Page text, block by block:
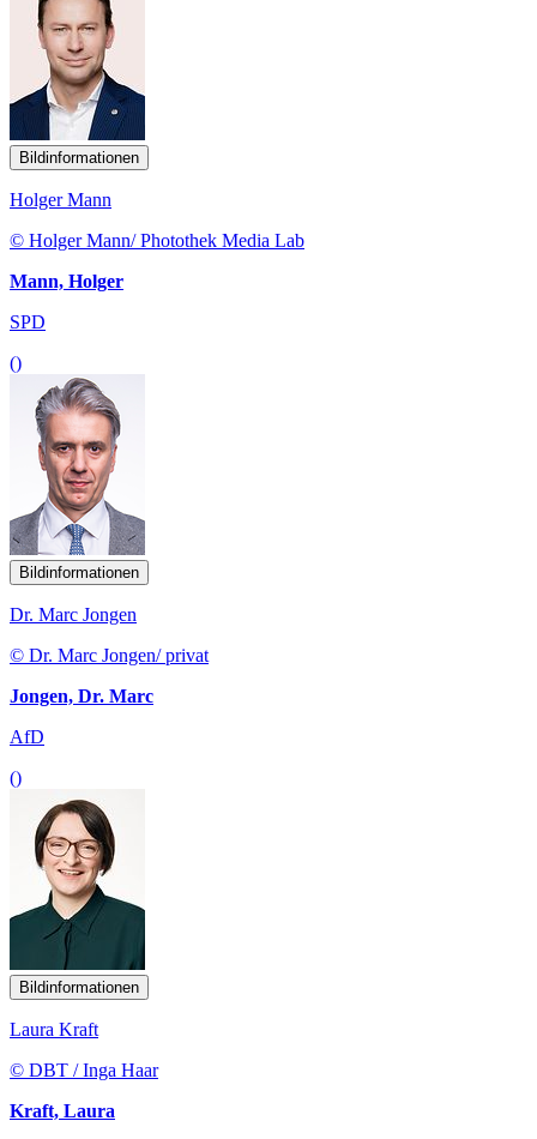
Bildinformationen
Holger Mann
© Holger Mann/ Photothek Media Lab
Mann, Holger
SPD
()
Bildinformationen
Dr. Marc Jongen
© Dr. Marc Jongen/ privat
Jongen, Dr. Marc
AfD
()
Bildinformationen
Laura Kraft
© DBT / Inga Haar
Kraft, Laura